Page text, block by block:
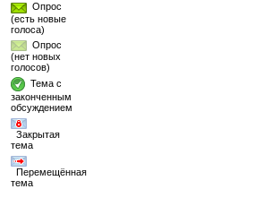
Опрос
(есть новые
голоса)
Опрос
(нет новых
голосов)
Тема с
законченным
обсуждением
Закрытая
тема
Перемещённая
тема